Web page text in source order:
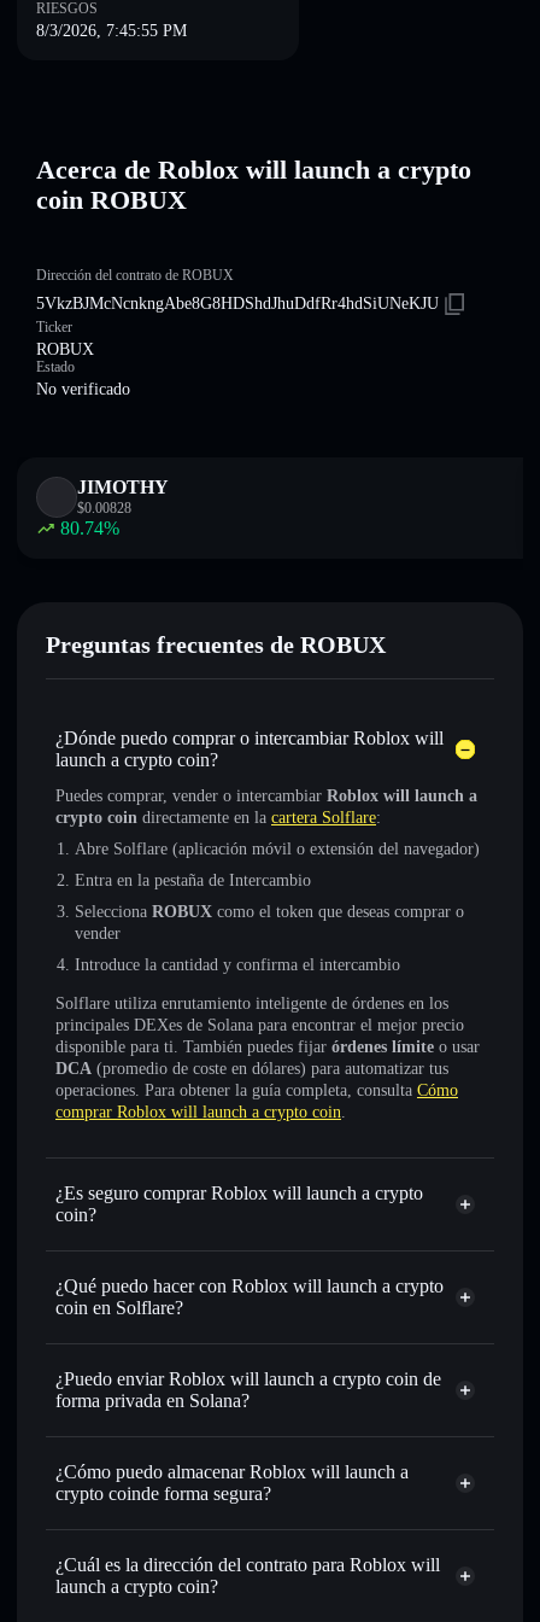
RIESGOS
8/3/2026, 7:45:55 PM
Acerca de Roblox will launch a crypto
coin ROBUX
Dirección del contrato de ROBUX
5VkzBJMcNcnkngAbe8G8HDShdJhuDdfRr4hdSiUNeKJU
Ticker
ROBUX
Estado
No verificado
JIMOTHY
$0.00828
80.74%
Preguntas frecuentes de ROBUX
¿Dónde puedo comprar o intercambiar Roblox will
launch a crypto coin?
Puedes comprar, vender o intercambiar Roblox will launch a
crypto coin directamente en la cartera Solflare:
Abre Solflare (aplicación móvil o extensión del navegador)
Entra en la pestaña de Intercambio
Selecciona ROBUX como el token que deseas comprar o
vender
Introduce la cantidad y confirma el intercambio
Solflare utiliza enrutamiento inteligente de órdenes en los
principales DEXes de Solana para encontrar el mejor precio
disponible para ti. También puedes fijar órdenes límite o usar
DCA (promedio de coste en dólares) para automatizar tus
operaciones. Para obtener la guía completa, consulta Cómo
comprar Roblox will launch a crypto coin.
¿Es seguro comprar Roblox will launch a crypto
coin?
Roblox will launch a crypto coin no está verificado
¿Qué puedo hacer con Roblox will launch a crypto
coin en Solflare?
Roblox will launch a crypto coin
cartera de
Intercambiar al instante
: operar con ROBUX para SOL,
de órdenes inteligente para el mejor precio disponible
Establecer órdenes límite: automatizar las operaciones en
tu precio objetivo para ROBUX
Utilizar DCA: promedio de coste en dólares en ROBUX a
Enviar de forma privada
: transferir ROBUX sin vincular
públicamente las carteras usando el agregador de privacidad
¿Puedo enviar Roblox will launch a crypto coin de
forma privada en Solana?
agregador de privacidad
¿Cómo puedo almacenar Roblox will launch a
crypto coinde forma segura?
Roblox will launch a
¿Cuál es la dirección del contrato para Roblox will
launch a crypto coin?